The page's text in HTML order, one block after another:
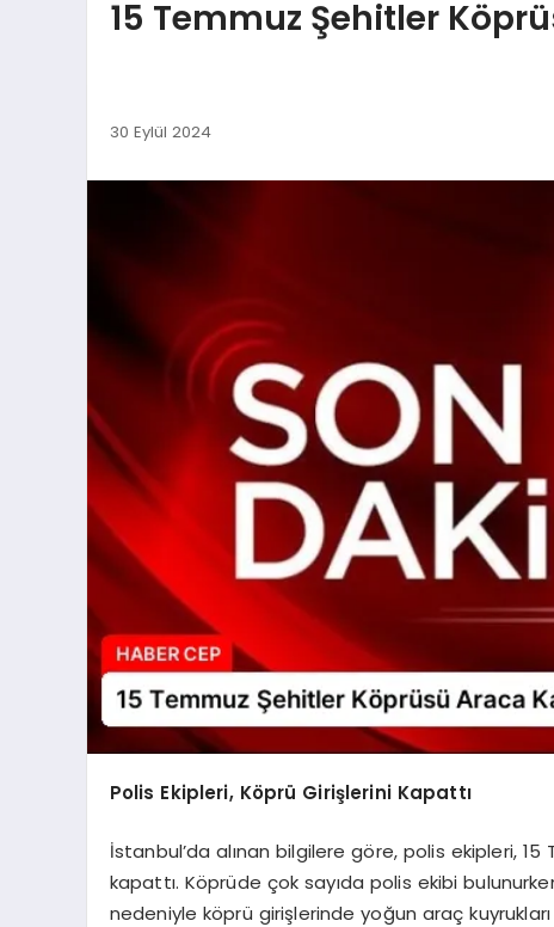
15 Temmuz Şehitler
30 Eylül 2024
Polis Ekipleri, Köprü Girişlerini Kapattı
İstanbul’da alınan bilgilere göre, polis ekipleri,
kapattı. Köprüde çok sayıda polis ekibi
nedeniyle köprü girişlerinde yoğun araç